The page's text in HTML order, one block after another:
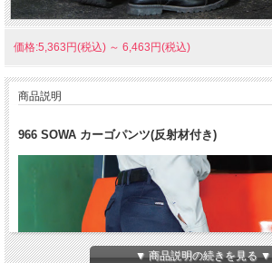
価格:5,363円(税込) ～ 6,463円(税込)
商品説明
966 SOWA カーゴパンツ(反射材付き)
▼ 商品説明の続きを見る ▼